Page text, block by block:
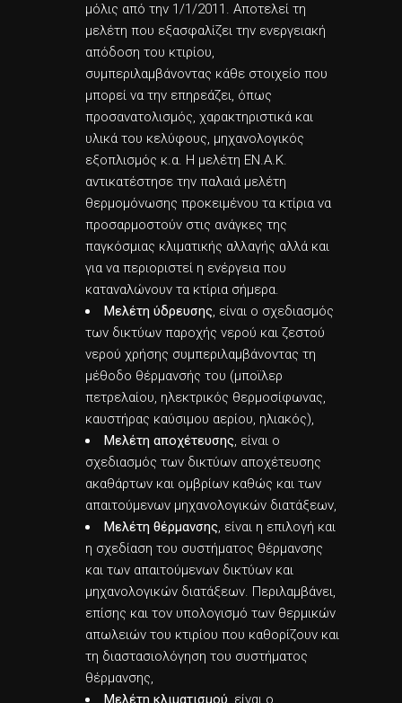
μόλις από την 1/1/2011. Αποτελεί τη
μελέτη που εξασφαλίζει την ενεργειακή
απόδοση του κτιρίου,
συμπεριλαμβάνοντας κάθε στοιχείο που
μπορεί να την επηρεάζει, όπως
προσανατολισμός, χαρακτηριστικά και
υλικά του κελύφους, μηχανολογικός
εξοπλισμός κ.α. Η μελέτη ΕΝ.Α.Κ.
αντικατέστησε την παλαιά μελέτη
θερμομόνωσης προκειμένου τα κτίρια να
προσαρμοστούν στις ανάγκες της
παγκόσμιας κλιματικής αλλαγής αλλά και
για να περιοριστεί η ενέργεια που
καταναλώνουν τα κτίρια σήμερα.
Μελέτη ύδρευσης, είναι ο σχεδιασμός
των δικτύων παροχής νερού και ζεστού
νερού χρήσης συμπεριλαμβάνοντας τη
μέθοδο θέρμανσής του (μποϊλερ
πετρελαίου, ηλεκτρικός θερμοσίφωνας,
καυστήρας καύσιμου αερίου, ηλιακός),
Μελέτη αποχέτευσης, είναι ο
σχεδιασμός των δικτύων αποχέτευσης
ακαθάρτων και ομβρίων καθώς και των
απαιτούμενων μηχανολογικών διατάξεων,
Μελέτη θέρμανσης, είναι η επιλογή και
η σχεδίαση του συστήματος θέρμανσης
και των απαιτούμενων δικτύων και
μηχανολογικών διατάξεων. Περιλαμβάνει,
επίσης και τον υπολογισμό των θερμικών
απωλειών του κτιρίου που καθορίζουν και
τη διαστασιολόγηση του συστήματος
θέρμανσης,
Μελέτη κλιματισμού , είναι ο